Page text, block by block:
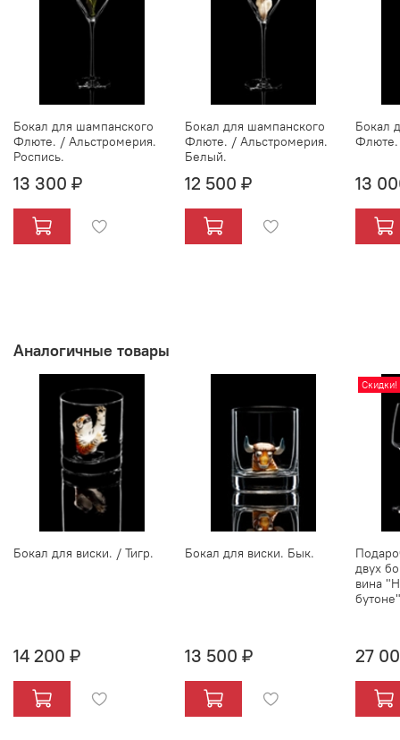
Бокал для шампанского
Флюте. / Альстромерия.
Роспись.
13 300 ₽
Бокал для шампанского
Флюте. / Альстромерия.
Белый.
12 500 ₽
Бокал
Флюте.
13
Аналогичные товары
Бокал для виски. / Тигр.
14 200 ₽
Бокал для виски. Бык.
13 500 ₽
Скидки!
двух
вина
27